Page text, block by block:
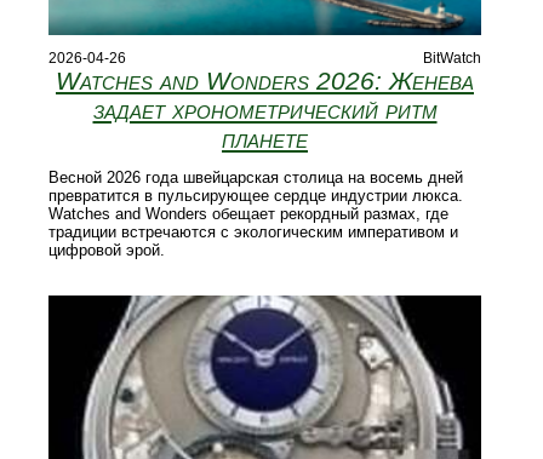
2026-04-26 BitWatch
Watches and Wonders 2026: Женева
задает хронометрический ритм
планете
Весной 2026 года швейцарская столица на восемь дней
превратится в пульсирующее сердце индустрии люкса.
Watches and Wonders обещает рекордный размах, где
традиции встречаются с экологическим императивом и
цифровой эрой.